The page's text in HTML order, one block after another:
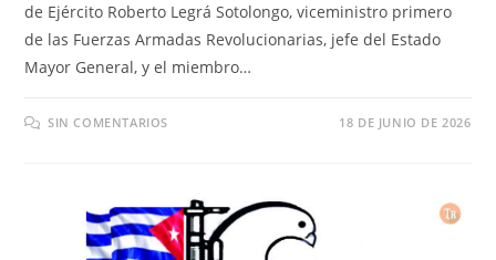
de Ejército Roberto Legrá Sotolongo, viceministro primero
de las Fuerzas Armadas Revolucionarias, jefe del Estado
Mayor General, y el miembro…
SIN COMENTARIOS 18 DE JUNIO DE 2026